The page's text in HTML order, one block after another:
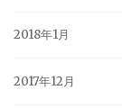
2018年1月
2017年12月